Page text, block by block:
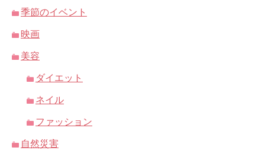
季節のイベント
映画
美容
ダイエット
ネイル
ファッション
自然災害